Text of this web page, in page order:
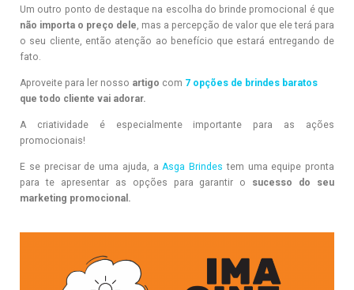
Um outro ponto de destaque na escolha do brinde promocional é que
não importa o preço dele , mas a percepção de valor que ele terá para
o seu cliente, então atenção ao benefício que estará entregando de
fato.
Aproveite para ler nosso artigo com 7 opções de brindes baratos
que todo cliente vai adorar.
A criatividade é especialmente importante para as ações
promocionais!
E se precisar de uma ajuda, aAsga Brindes tem uma equipe pronta
para te apresentar as opções para garantir o sucesso do seu
marketing promocional.